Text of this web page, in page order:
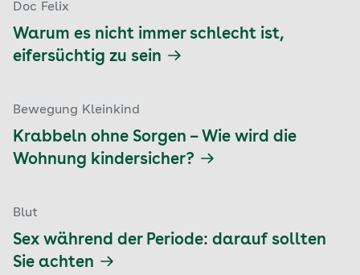
Doc Felix
Warum es nicht immer schlecht ist,
eifersüchtig zu sein
Bewegung Kleinkind
Krabbeln ohne Sorgen – Wie wird die
Wohnung kindersicher?
Blut
Sex während der Periode: darauf sollten
Sie achten